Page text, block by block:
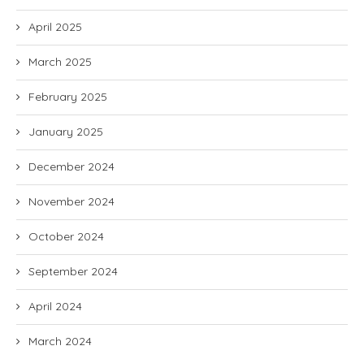
April 2025
March 2025
February 2025
January 2025
December 2024
November 2024
October 2024
September 2024
April 2024
March 2024